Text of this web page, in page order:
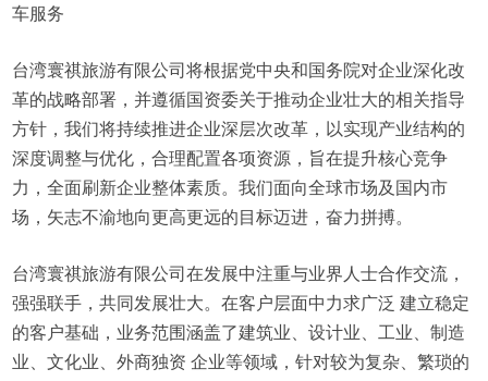
车服务
台湾寰祺旅游有限公司将根据党中央和国务院对企业深化改
革的战略部署，并遵循国资委关于推动企业壮大的相关指导
方针，我们将持续推进企业深层次改革，以实现产业结构的
深度调整与优化，合理配置各项资源，旨在提升核心竞争
力，全面刷新企业整体素质。我们面向全球市场及国内市
场，矢志不渝地向更高更远的目标迈进，奋力拼搏。
台湾寰祺旅游有限公司在发展中注重与业界人士合作交流，
强强联手，共同发展壮大。在客户层面中力求广泛 建立稳定
的客户基础，业务范围涵盖了建筑业、设计业、工业、制造
业、文化业、外商独资 企业等领域，针对较为复杂、繁琐的